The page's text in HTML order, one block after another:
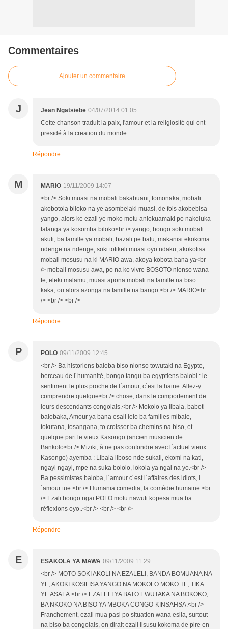
Commentaires
Ajouter un commentaire
J Jean Ngatsiebe 04/07/2014 01:05
Cette chanson traduit la paix, l'amour et la religiosité qui ont
presidé à la creation du monde
Répondre
M MARIO 19/11/2009 14:07
<br /> Soki muasi na mobali bakabuani, tomonaka, mobali
akobotola biloko na ye asombelaki muasi, de fois akobebisa
yango, alors ke ezali ye moko motu aniokuamaki po nakoluka
falanga ya kosomba biloko<br /> yango, bongo soki mobali
akufi, ba famille ya mobali, bazali pe batu, makanisi ekokoma
ndenge na ndenge, soki totikeli muasi oyo ndaku, akokotisa
mobali mosusu na ki MARIO awa, akoya kobota bana ya<br
/> mobali mosusu awa, po na ko vivre BOSOTO nionso wana
te, eleki malamu, muasi apona mobali na famille na biso
kaka, ou alors azonga na famille na bango.<br /> MARIO<br
/> <br /> <br />
Répondre
P POLO 09/11/2009 12:45
<br /> Ba historiens baloba biso nionso towutaki na Egypte,
berceau de l´humanité, bongo tangu ba egyptiens balobi : le
sentiment le plus proche de l´amour, c´est la haine. Allez-y
comprendre quelque<br /> chose, dans le comportement de
leurs descendants congolais.<br /> Mokolo ya libala, baboti
balobaka, Amour ya bana esali lelo ba familles mibale,
tokutana, tosangana, to croisser ba chemins na biso, et
quelque part le vieux Kasongo (ancien musicien de
Bankolo<br /> Miziki, à ne pas confondre avec l´actuel vieux
Kasongo) ayemba : Libala liboso nde sukali, ekomi na kati,
ngayi ngayi, mpe na suka bololo, lokola ya ngai na yo.<br />
Ba pessimistes baloba, l´amour c´est l´affaires des idiots, l
´amour tue.<br /> Humania comedia, la comédie humaine.<br
/> Ezali bongo ngai POLO motu nawuti kopesa mua ba
réflexions oyo..<br /> <br /> <br />
Répondre
E ESAKOLA YA MAWA 09/11/2009 11:29
<br /> MOTO SOKI AKOLI NA EZALELI, BANDA BOMUANA NA
YE, AKOKI KOSILISA YANGO NA MOKOLO MOKO TE, TIKA
YE ASALA.<br /> EZALELI YA BATO EWUTAKA NA BOKOKO,
BA NKOKO NA BISO YA MBOKA CONGO-KINSAHSA.<br />
Franchement, ezali mua pasi po situation wana esila, surtout
na biso ba congolais, on dirait ezali lisusu kokoma de pire en